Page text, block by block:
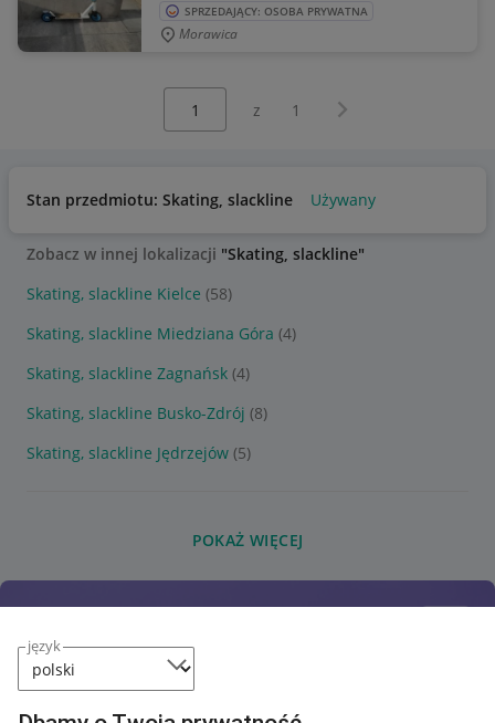
język
SPRZEDAJĄCY: OSOBA PRYWATNA
Morawica
z 1 Następna strona
Stan przedmiotu: Skating, slackline Używany
Zobacz w innej lokalizacji "Skating, slackline"
Skating, slackline Kielce (58)
Skating, slackline Miedziana Góra (4)
Skating, slackline Zagnańsk (4)
Skating, slackline Busko-Zdrój (8)
Skating, slackline Jędrzejów (5)
POKAŻ WIĘCEJ